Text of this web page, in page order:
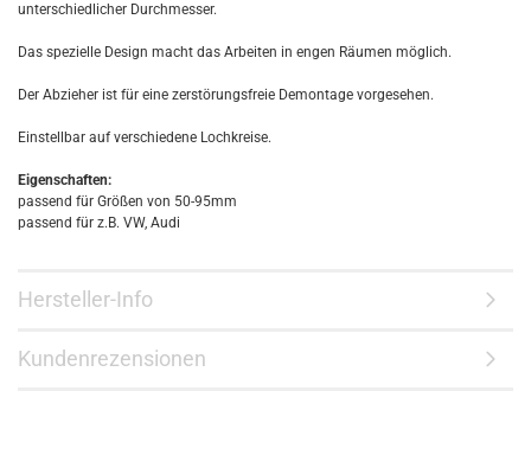
unterschiedlicher Durchmesser.
Das spezielle Design macht das Arbeiten in engen Räumen möglich.
Der Abzieher ist für eine zerstörungsfreie Demontage vorgesehen.
Einstellbar auf verschiedene Lochkreise.
Eigenschaften:
passend für Größen von 50-95mm
passend für z.B. VW, Audi
Hersteller-Info
Kundenrezensionen